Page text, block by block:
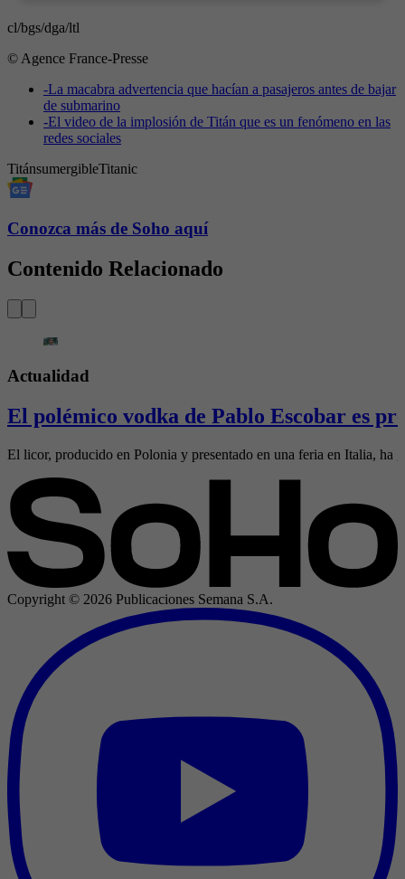
cl/bgs/dga/ltl
© Agence France-Presse
-La macabra advertencia que hacían a pasajeros antes de bajar
de submarino
-El video de la implosión de Titán que es un fenómeno en las
redes sociales
TitánsumergibleTitanic
Conozca más de Soho aquí
Contenido Relacionado
Actualidad
El polémico vodka de Pablo Escobar es
El licor, producido en Polonia y presentado en una feria en Italia, ha
Copyright © 2026 Publicaciones Semana S.A.